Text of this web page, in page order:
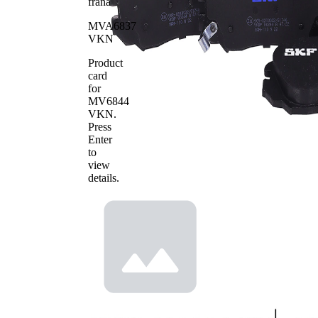
Numar
WVA
24416
Numar
24417
Numar de
placute
MVA6837
VKN
Product
card
for
MV6844
VKN.
Press
Enter
to
view
details.